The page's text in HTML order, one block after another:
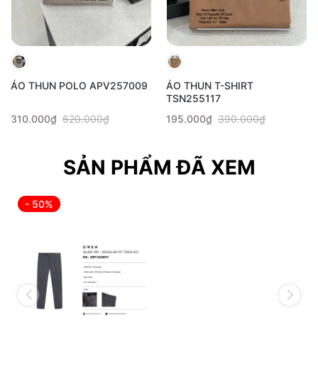
ÁO THUN POLO APV257009
310.000₫ 620.000₫
ÁO THUN T-SHIRT
TSN255117
195.000₫ 390.000₫
SẢN PHẨM ĐÃ XEM
- 50%